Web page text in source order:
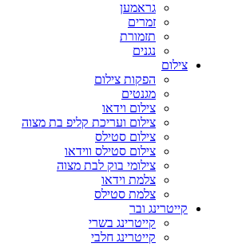
גראמען
זמרים
תזמורת
נגנים
צילום
הפקות צילום
מגנטים
צילום וידאו
צילום ועריכת קליפ בת מצוה
צילום סטילס
צילום סטילס ווידאו
צילומי בוק לבת מצוה
צלמת וידאו
צלמת סטילס
קייטרינג ובר
קייטרינג בשרי
קייטרינג חלבי